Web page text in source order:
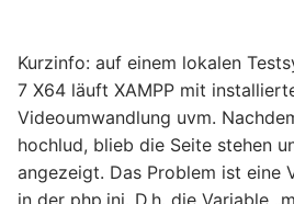
Kurzinfo: auf einem lokalen
7 X64 läuft XAMPP mit
Videoumwandlung uvm.
hochlud, blieb die Seite stehen
angezeigt. Das Problem ist eine